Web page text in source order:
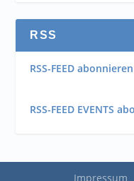
RSS
RSS-FEED abonnieren
RSS-FEED EVENTS
Impressum